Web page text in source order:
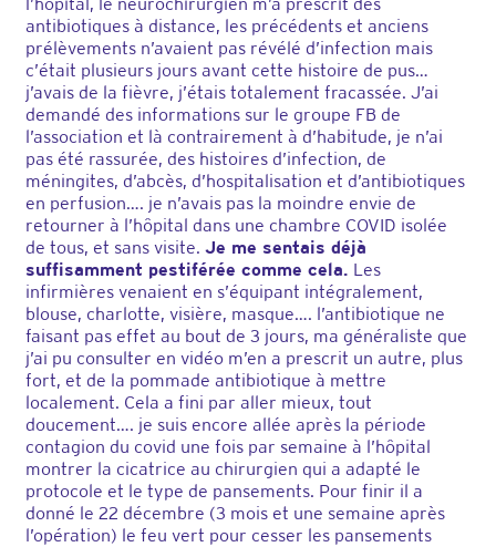
antibiotiques à distance, les précédents et anciens
prélèvements n’avaient pas révélé d’infection mais
c’était plusieurs jours avant cette histoire de pus…
j’avais de la fièvre, j’étais totalement fracassée. J’ai
demandé des informations sur le groupe FB de
l’association et là contrairement à d’habitude, je n’ai
pas été rassurée, des histoires d’infection, de
méningites, d’abcès, d’hospitalisation et d’antibiotiques
en perfusion…. je n’avais pas la moindre envie de
retourner à l’hôpital dans une chambre COVID isolée
de tous, et sans visite. Je me sentais déjà
suffisamment pestiférée comme cela. Les
infirmières venaient en s’équipant intégralement,
blouse, charlotte, visière, masque…. l’antibiotique ne
faisant pas effet au bout de 3 jours, ma généraliste que
j’ai pu consulter en vidéo m’en a prescrit un autre, plus
fort, et de la pommade antibiotique à mettre
localement. Cela a fini par aller mieux, tout
doucement…. je suis encore allée après la période
contagion du covid une fois par semaine à l’hôpital
montrer la cicatrice au chirurgien qui a adapté le
protocole et le type de pansements. Pour finir il a
donné le 22 décembre (3 mois et une semaine après
l’opération) le feu vert pour cesser les pansements